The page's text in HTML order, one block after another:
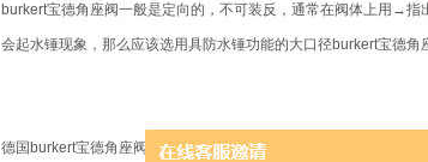
burkert宝德角座阀一般是定向的，不可装反，通常在阀体上用→
会起水锤现象，那么应该选用具防水锤功能的大口径burkert宝德角
德国burkert宝德角座阀以不锈钢为主要制造材质，广泛用于啤酒